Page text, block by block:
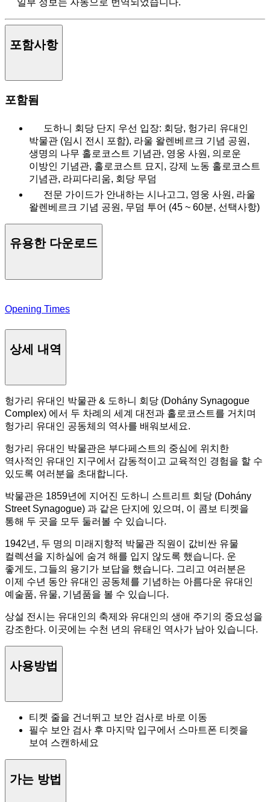
일부 정보는 자동으로 번역되었습니다.
포함사항
포함됨
도하니 회당 단지 우선 입장: 회당, 헝가리 유대인
박물관 (임시 전시 포함), 라울 왈렌베르크 기념 공원,
생명의 나무 홀로코스트 기념관, 영웅 사원, 의로운
이방인 기념관, 홀로코스트 묘지, 강제 노동 홀로코스트
기념관, 라피다리움, 회당 무덤
전문 가이드가 안내하는 시나고그, 영웅 사원, 라울
왈렌베르크 기념 공원, 무덤 투어 (45 ~ 60분, 선택사항)
유용한 다운로드
Opening Times
상세 내역
헝가리 유대인 박물관 & 도하니 회당 (Dohány Synagogue
Complex) 에서 두 차례의 세계 대전과 홀로코스트를 거치며
헝가리 유대인 공동체의 역사를 배워보세요.
헝가리 유대인 박물관은 부다페스트의 중심에 위치한
역사적인 유대인 지구에서 감동적이고 교육적인 경험을 할 수
있도록 여러분을 초대합니다.
박물관은 1859년에 지어진 도하니 스트리트 회당 (Dohány
Street Synagogue) 과 같은 단지에 있으며, 이 콤보 티켓을
통해 두 곳을 모두 둘러볼 수 있습니다.
1942년, 두 명의 미래지향적 박물관 직원이 값비싼 유물
컬렉션을 지하실에 숨겨 해를 입지 않도록 했습니다. 운
좋게도, 그들의 용기가 보답을 했습니다. 그리고 여러분은
이제 수년 동안 유대인 공동체를 기념하는 아름다운 유대인
예술품, 유물, 기념품을 볼 수 있습니다.
상설 전시는 유대인의 축제와 유대인의 생애 주기의 중요성을
강조한다. 이곳에는 수천 년의 유태인 역사가 남아 있습니다.
사용방법
티켓 줄을 건너뛰고 보안 검사로 바로 이동
필수 보안 검사 후 마지막 입구에서 스마트폰 티켓을
보여 스캔하세요
가는 방법